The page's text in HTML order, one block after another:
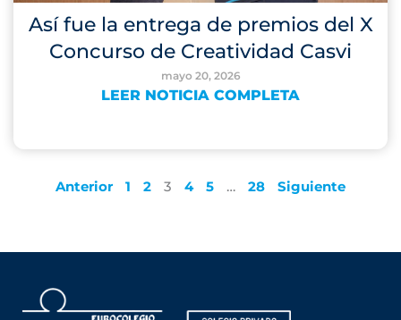
Así fue la entrega de premios del X
Concurso de Creatividad Casvi
mayo 20, 2026
LEER NOTICIA COMPLETA
Anterior 1 2 3 4 5 … 28 Siguiente